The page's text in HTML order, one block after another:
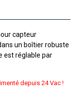
capteur
un boîtier robuste
est réglable par
depuis 24 Vac !